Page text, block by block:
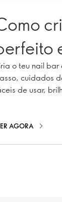
o teu nail bar
cuidados
de usar,
AGORA